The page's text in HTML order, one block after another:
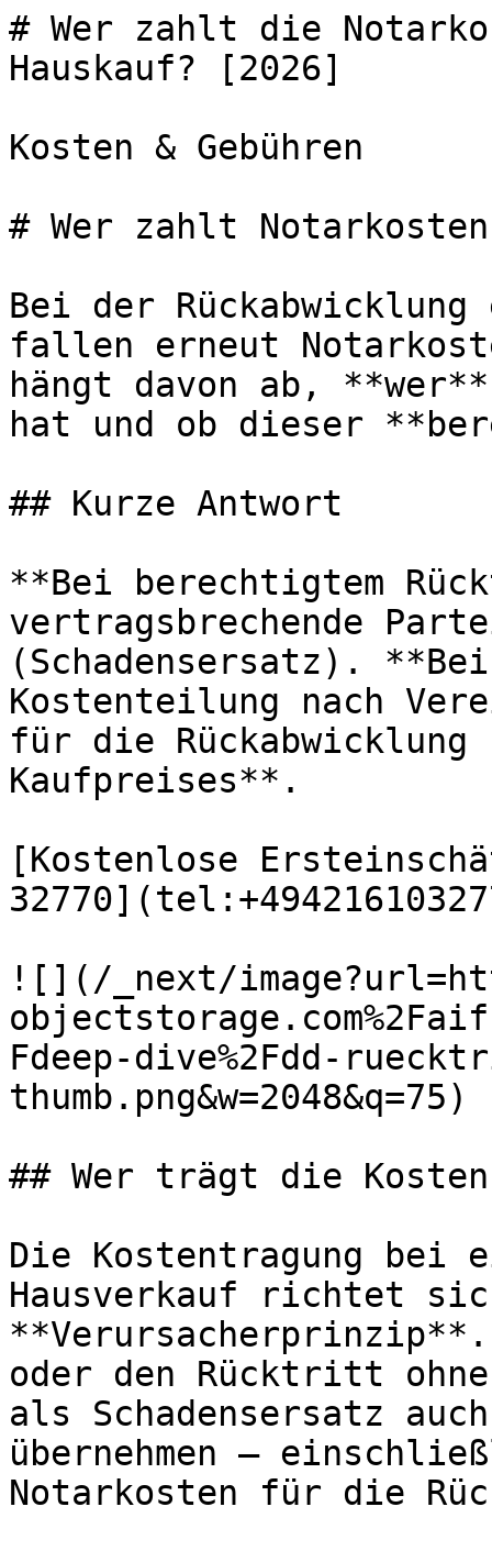
# Wer zahlt die
Hauskauf? [2026]
Kosten & Gebühren
# Wer zahlt
Bei der
fallen erneut
hängt davon ab,
hat und ob dieser
## Kurze Antwort
**Bei berechtigtem
vertragsbrechende
(Schadensersatz).
Kostenteilung nach
für die
Kaufpreises**.
[Kostenlose
![](/_next/
Fdeep-dive%2Fdd-
thumb.png&w=2048&q=75)
## Wer trägt die
Die Kostentragung bei
Hausverkauf richtet
oder den Rücktritt
als Schadensersatz
übernehmen –
Notarkosten für die